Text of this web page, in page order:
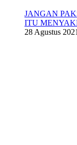
JANGAN
ITU
28 Agustus 2021